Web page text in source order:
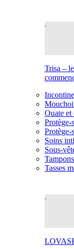
Trisa –
Ouate et
Protège-
Protège-
Soins
Sous-
Tampons
Tasses